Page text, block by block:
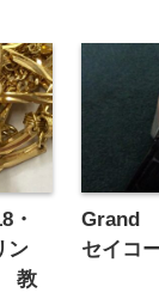
・
ン
教
Grand
セイコ